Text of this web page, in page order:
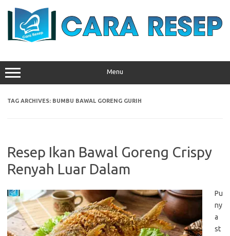
Menu
TAG ARCHIVES: BUMBU BAWAL GORENG GURIH
Resep Ikan Bawal Goreng Crispy
Renyah Luar Dalam
Pu
ny
a
st